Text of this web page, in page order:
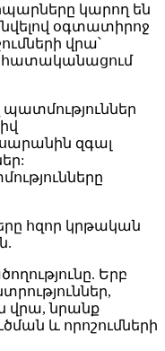
կարող են
օգտատիրոջ
վրա՝
զգալ
հզոր կրթական
. Երբ
վրա, նրանք
և որոշումների